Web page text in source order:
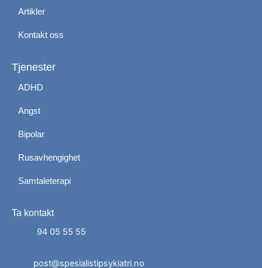
Artikler
Kontakt oss
Tjenester
ADHD
Angst
Bipolar
Rusavhengighet
Samtaleterapi
Ta kontakt
94 05 55 55
post@spesialistipsykiatri.no
Administrer dit samtykke
For at give den bedst mulige oplevelse bruger vi